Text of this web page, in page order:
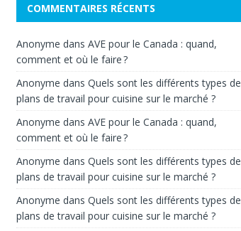
COMMENTAIRES RÉCENTS
Anonyme dans AVE pour le Canada : quand,
comment et où le faire ?
Anonyme dans Quels sont les différents types de
plans de travail pour cuisine sur le marché ?
Anonyme dans AVE pour le Canada : quand,
comment et où le faire ?
Anonyme dans Quels sont les différents types de
plans de travail pour cuisine sur le marché ?
Anonyme dans Quels sont les différents types de
plans de travail pour cuisine sur le marché ?